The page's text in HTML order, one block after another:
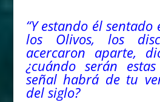
“Y estando él
los Olivos, los
acercaron aparte,
¿cuándo serán
señal habrá de tu
delsiglo?